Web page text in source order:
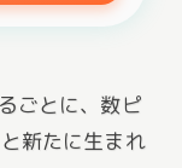
ごとに、数ピ
新たに生まれ